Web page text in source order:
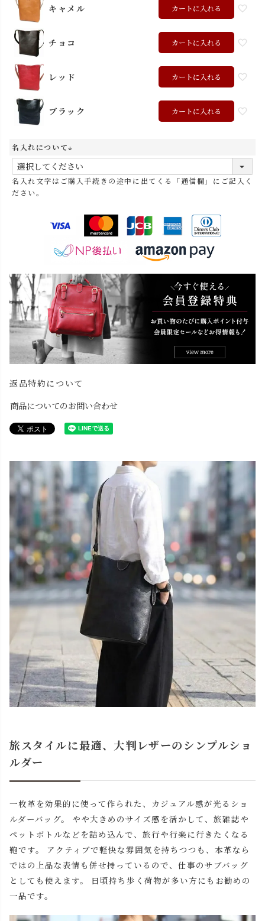
キャメル カートに入れる
チョコ カートに入れる
レッド カートに入れる
ブラック カートに入れる
名入れについて
(
必
須
名入れ文字はご購入手続きの途中に出てくる「通信欄」にご記入く
ださい。
返品特約について
商品についてのお問い合わせ
旅スタイルに最適、大判レザーのシンプルショ
ルダー
一枚革を効果的に使って作られた、カジュアル感が光るショ
ルダーバッグ。 やや大きめのサイズ感を活かして、旅雑誌や
ペットボトルなどを詰め込んで、旅行や行楽に行きたくなる
鞄です。 アクティブで軽快な雰囲気を持ちつつも、本革なら
ではの上品な表情も併せ持っているので、仕事のサブバッグ
としても使えます。 日頃持ち歩く荷物が多い方にもお勧めの
一品です。